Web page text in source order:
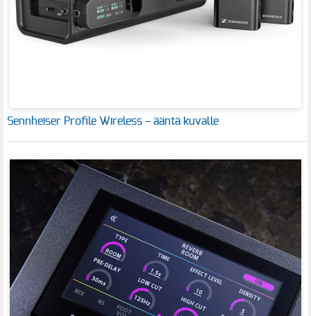
Sennheiser Profile Wireless – ääntä kuvalle